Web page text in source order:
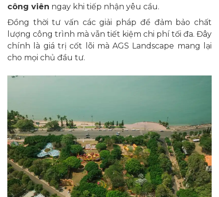
công viên ngay khi tiếp nhận yêu cầu.
Đồng thời tư vấn các giải pháp để đảm bảo chất
lượng công trình mà vẫn tiết kiệm chi phí tối đa. Đây
chính là giá trị cốt lõi mà AGS Landscape mang lại
cho mọi chủ đầu tư.